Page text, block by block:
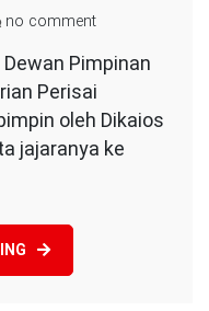
no commenton
BPH
Perisai
Kebenaran
Audiensi
Pimpinan
Perisai
oleh Dikaios
jajaranya ke